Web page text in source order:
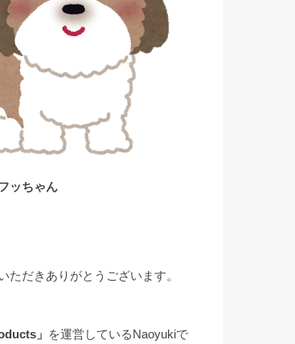
ッちゃん
ただきありがとうございます。
」
を運営しているNaoyukiで